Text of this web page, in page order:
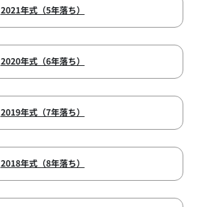
2021年式（5年落ち）
2020年式（6年落ち）
2019年式（7年落ち）
2018年式（8年落ち）